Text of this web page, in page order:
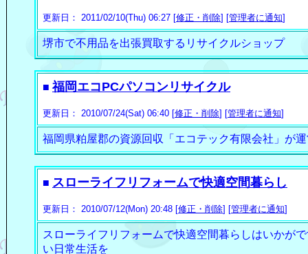
更新日： 2011/02/10(Thu) 06:27 [修正・削除] [管理者に通知]
堺市で不用品を出張買取するリサイクルショップ
■ 福岡エコPCパソコンリサイクル
更新日： 2010/07/24(Sat) 06:40 [修正・削除] [管理者に通知]
福岡県粕屋郡の資源回収「エコテック有限会社」が
■ スローライフリフォームで快適空間暮らし
更新日： 2010/07/12(Mon) 20:48 [修正・削除] [管理者に通知]
スローライフリフォームで快適空間暮らしはいかが
い日常生活を